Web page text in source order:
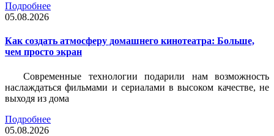
Подробнее
05.08.2026
Как создать атмосферу домашнего кинотеатра: Больше,
чем просто экран
Современные технологии подарили нам возможность
наслаждаться фильмами и сериалами в высоком качестве, не
выходя из дома
Подробнее
05.08.2026